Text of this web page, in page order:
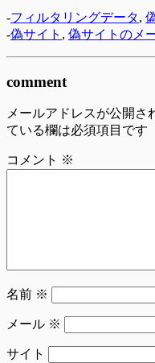
-フィルタリングデータ,
-偽サイト , 偽サイトのメ
comment
メールアドレスが公開さ
ている欄は必須項目です
コメント ※
名前 ※
メール ※
サイト